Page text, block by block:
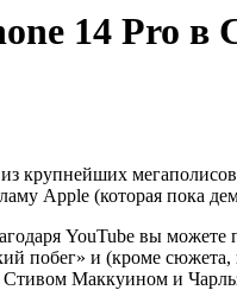
14 Pro
крупнейших
Apple (которая пока
YouTube вы
побег» и (кроме сюжета,
Маккуином и